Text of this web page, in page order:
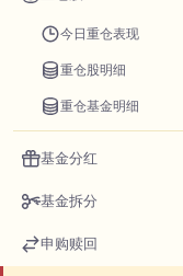
今日重仓表现
重仓股明细
重仓基金明细
基金分红
基金拆分
申购赎回